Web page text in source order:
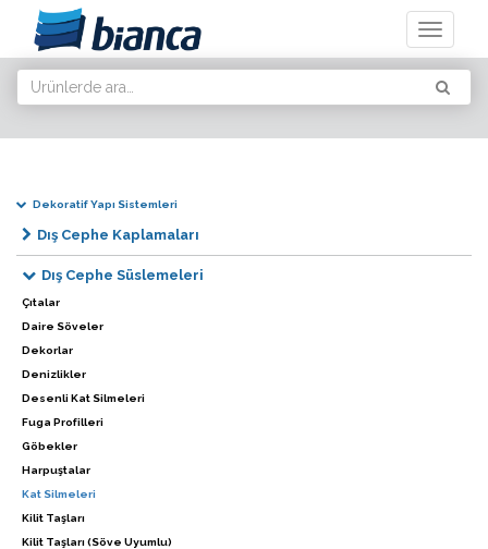
Toggle
Dekoratif Yapı Sistemleri
Dış Cephe Kaplamaları
Dış Cephe Süslemeleri
Çıtalar
Daire Söveler
Dekorlar
Denizlikler
Desenli Kat Silmeleri
Fuga Profilleri
Göbekler
Harpuştalar
Kat Silmeleri
Kilit Taşları
Kilit Taşları (Söve Uyumlu)